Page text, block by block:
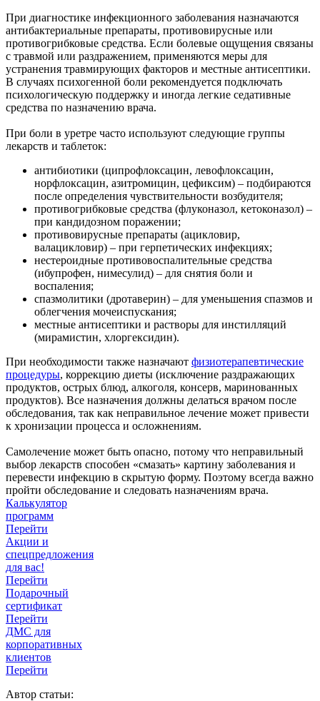
При диагностике инфекционного заболевания назначаются
антибактериальные препараты, противовирусные или
противогрибковые средства. Если болевые ощущения связаны
с травмой или раздражением, применяются меры для
устранения травмирующих факторов и местные антисептики.
В случаях психогенной боли рекомендуется подключать
психологическую поддержку и иногда легкие седативные
средства по назначению врача.
При боли в уретре часто используют следующие группы
лекарств и таблеток:
антибиотики (ципрофлоксацин, левофлоксацин,
норфлоксацин, азитромицин, цефиксим) – подбираются
после определения чувствительности возбудителя;
противогрибковые средства (флуконазол, кетоконазол) –
при кандидозном поражении;
противовирусные препараты (ацикловир,
валацикловир) – при герпетических инфекциях;
нестероидные противовоспалительные средства
(ибупрофен, нимесулид) – для снятия боли и
воспаления;
спазмолитики (дротаверин) – для уменьшения спазмов и
облегчения мочеиспускания;
местные антисептики и растворы для инстилляций
(мирамистин, хлоргексидин).
При необходимости также назначают физиотерапевтические
процедуры, коррекцию диеты (исключение раздражающих
продуктов, острых блюд, алкоголя, консерв, маринованных
продуктов). Все назначения должны делаться врачом после
обследования, так как неправильное лечение может привести
к хронизации процесса и осложнениям.
Самолечение может быть опасно, потому что неправильный
выбор лекарств способен «смазать» картину заболевания и
перевести инфекцию в скрытую форму. Поэтому всегда важно
пройти обследование и следовать назначениям врача.
Калькулятор
программ
Перейти
Акции и
спецпредложения
для вас!
Перейти
Подарочный
сертификат
Перейти
ДМС для
корпоративных
клиентов
Перейти
Автор статьи: